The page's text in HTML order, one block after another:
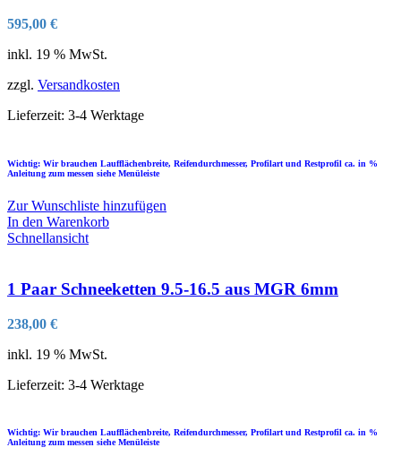
595,00 €
inkl. 19 % MwSt.
zzgl. Versandkosten
Lieferzeit: 3-4 Werktage
Wichtig: Wir brauchen Laufflächenbreite, Reifendurchmesser, Profilart und Restprofil ca. in %
Anleitung zum messen siehe Menüleiste
Zur Wunschliste hinzufügen
In den Warenkorb
Schnellansicht
1 Paar Schneeketten 9.5-16.5 aus MGR 6mm
238,00 €
inkl. 19 % MwSt.
Lieferzeit: 3-4 Werktage
Wichtig: Wir brauchen Laufflächenbreite, Reifendurchmesser, Profilart und Restprofil ca. in %
Anleitung zum messen siehe Menüleiste